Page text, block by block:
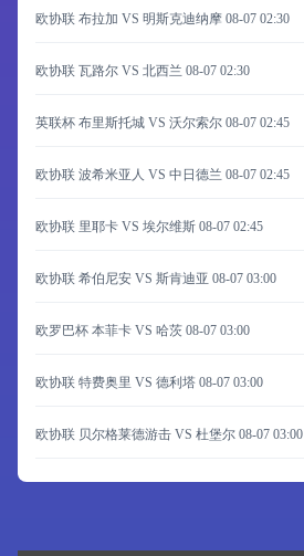
欧协联 布拉加 VS 明斯克迪纳摩 08-07 02:30
欧协联 瓦路尔 VS 北西兰 08-07 02:30
英联杯 布里斯托城 VS 沃尔索尔 08-07 02:45
欧协联 波希米亚人 VS 中日德兰 08-07 02:45
欧协联 里耶卡 VS 埃尔维斯 08-07 02:45
欧协联 希伯尼安 VS 斯肯迪亚 08-07 03:00
欧罗巴杯 本菲卡 VS 哈茨 08-07 03:00
欧协联 特费奥里 VS 德利塔 08-07 03:00
欧协联 贝尔格莱德游击 VS 杜堡尔 08-07 03:00